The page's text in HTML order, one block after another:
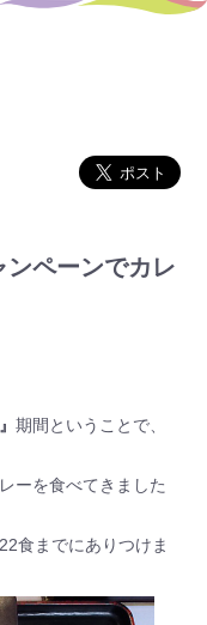
ペーンでカレ
期間ということで、
ーを食べてきました
食までにありつけま